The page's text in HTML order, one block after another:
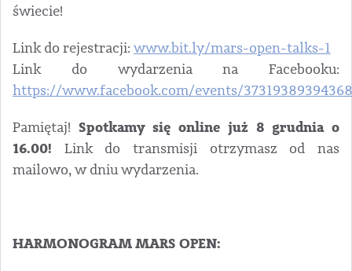
świecie!
Link do rejestracji: www.bit.ly/mars-open-talks-1
Link do wydarzenia na Facebooku:
https://www.facebook.com/events/
Pamiętaj! Spotkamy się online już 8 grudnia o
16.00! Link do transmisji otrzymasz od nas
mailowo, w dniu wydarzenia.
HARMONOGRAM MARS OPEN: